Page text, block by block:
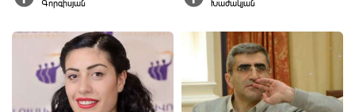
Գորգիսյան
Խաժակյան